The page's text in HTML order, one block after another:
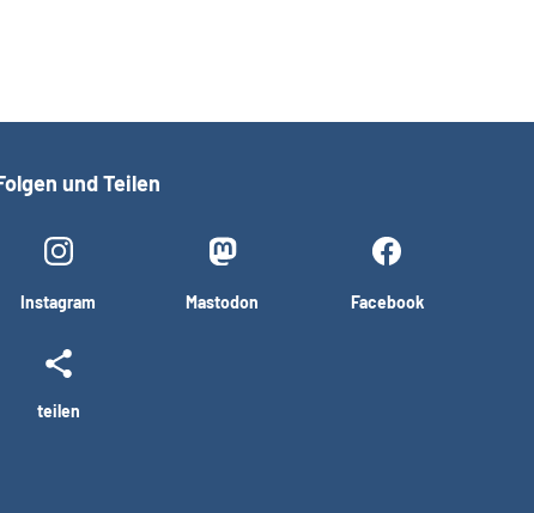
und Teilen
Instagram Mastodon Facebook
teilen